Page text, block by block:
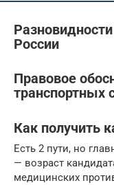
России
Правовое
транспортных
Как получить
Есть 2 пути, но
— возраст
медицинских